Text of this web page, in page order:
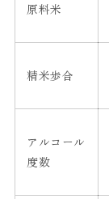
原料米
精米歩合
アルコール
度数